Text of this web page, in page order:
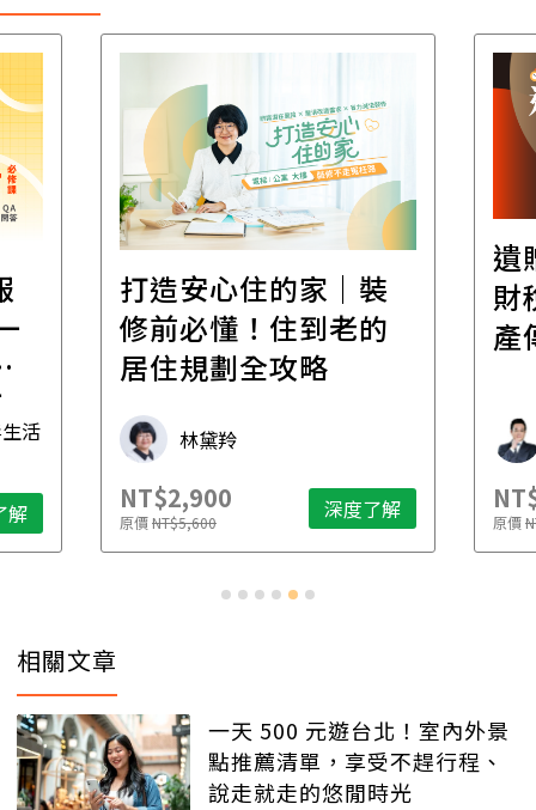
活
解
打造安心住的家｜裝
修前必懂！住到老的
居住規劃全攻略
林黛羚
NT$2,900
原價NT$5,600 深度了解
遺
財
產
原價
相關文章
一天 500 元遊台北！室內外景
點推薦清單，享受不趕行程、
說走就走的悠閒時光